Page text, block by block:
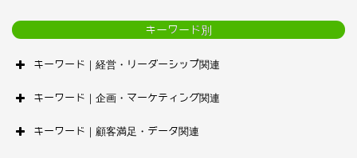
キーワード別
キーワード｜経営・リーダーシップ関連
キーワード｜企画・マーケティング関連
キーワード｜顧客満足・データ関連